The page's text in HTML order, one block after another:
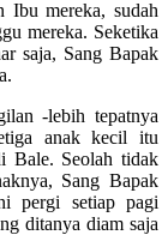
Ibu mereka, sudah
mereka. Seketika
saja, Sang Bapak
-lebih tepatnya
anak kecil itu
Bale. Seolah tidak
Sang Bapak
pergi setiap pagi
ditanya diam saja